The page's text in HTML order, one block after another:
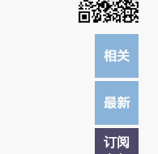
订阅